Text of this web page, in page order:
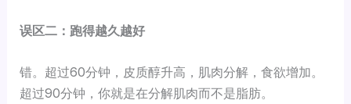
误区二：跑得越久越好
错。超过60分钟，皮质醇升高，肌肉分解，食欲增加。
超过90分钟，你就是在分解肌肉而不是脂肪。